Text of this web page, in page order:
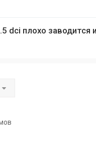
dci плохо